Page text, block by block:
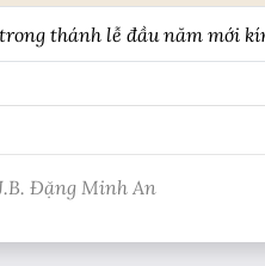
thánh lễ đầu năm mới
Đặng Minh An